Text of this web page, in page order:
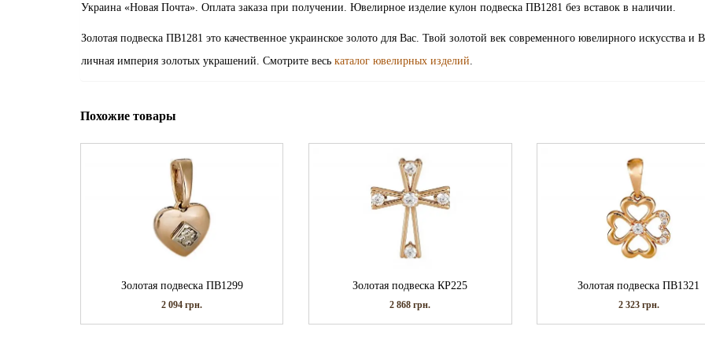
Украина «Новая Почта». Оплата заказа при получении. Ювелирное изделие кулон подвеска ПВ1281 без вставок в наличии.
Золотая подвеска ПВ1281 это качественное украинское золото для Вас. Твой золотой век современного ювелирного искусства и
личная империя золотых украшений. Смотрите весь каталог ювелирных изделий.
Похожие товары
Золотая подвеска ПВ1299
2 094грн.
Золотая подвеска КР225
2 868грн.
Золотая подвеска ПВ1321
2 323 грн.